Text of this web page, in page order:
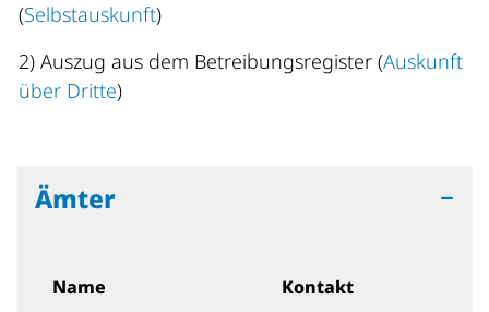
(Selbstauskunft)
2) Auszug aus dem Betreibungsregister (Auskunft
über Dritte)
Ämter
Name Kontakt